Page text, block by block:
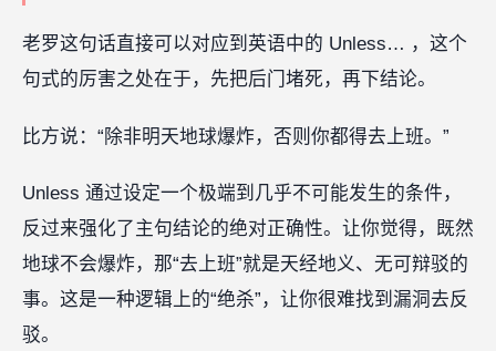
老罗这句话直接可以对应到英语中的 Unless… ，这个
句式的厉害之处在于，先把后门堵死，再下结论。
比方说：“除非明天地球爆炸，否则你都得去上班。”
Unless 通过设定一个极端到几乎不可能发生的条件，
反过来强化了主句结论的绝对正确性。让你觉得，既然
地球不会爆炸，那“去上班”就是天经地义、无可辩驳的
事。这是一种逻辑上的“绝杀”，让你很难找到漏洞去反
驳。